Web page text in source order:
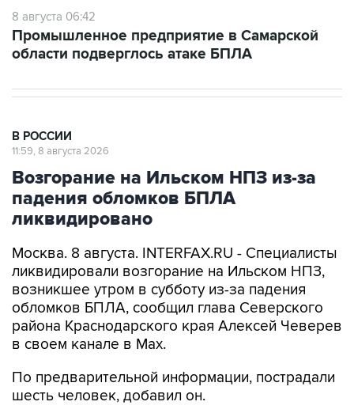
области подверглось атаке БПЛА
Возгорание на Ильском НПЗ из-за
падения обломков БПЛА
ликвидировано
Москва. 8 августа. INTERFAX.RU - Специалисты
возникшее утром в субботу из-за падения
обломков БПЛА, сообщил глава Северского
района Краснодарского края Алексей Чеверев
в своем канале в Max.
По предварительной информации, пострадали
В субботу утром оперативный штаб